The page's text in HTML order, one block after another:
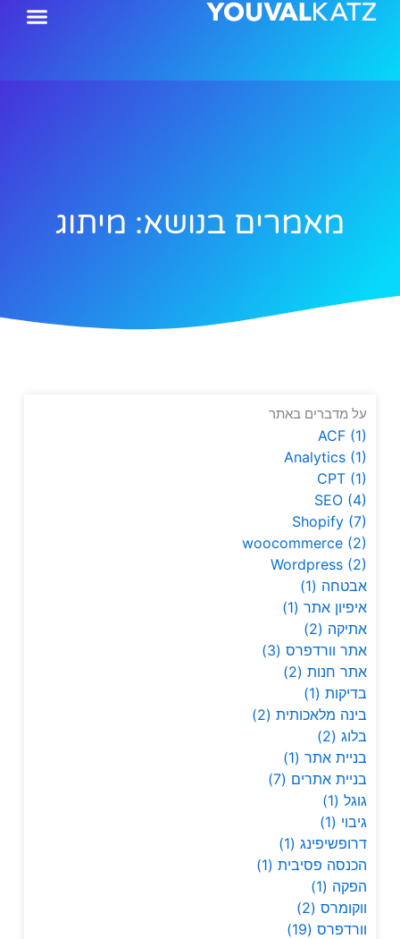
דילוג
מאמרים בנושא: מיתוג
על מדברים באתר
ACF (1)
Analytics (1)
CPT (1)
SEO (4)
Shopify (7)
woocommerce (2)
Wordpress (2)
אבטחה (1)
איפיון אתר(1)
אתיקה (2)
אתר וורדפרס(3)
אתר חנות(2)
בדיקות(1)
בינה מלאכותית(2)
בלוג(2)
בניית אתר(1)
בניית אתרים (7)
גוגל(1)
גיבוי (1)
דרופשיפינג(1)
הכנסה פסיבית(1)
הפקה (1)
ווקומרס(2)
וורדפרס(19)